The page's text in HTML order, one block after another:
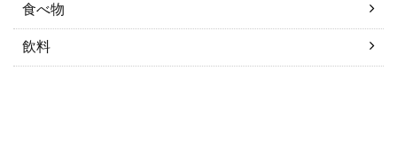
食べ物
飲料